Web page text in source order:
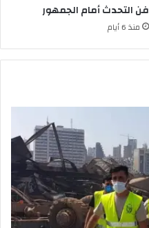
فن التحدث أمام الجمهور
منذ 6 أيام